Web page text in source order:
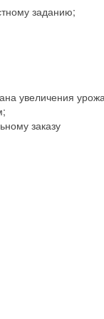
заданию;
увеличения
заказу